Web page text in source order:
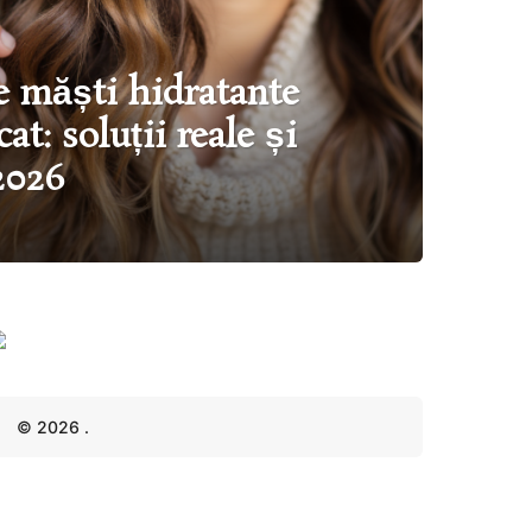
măști hidratante
soluții reale și
© 2026 .